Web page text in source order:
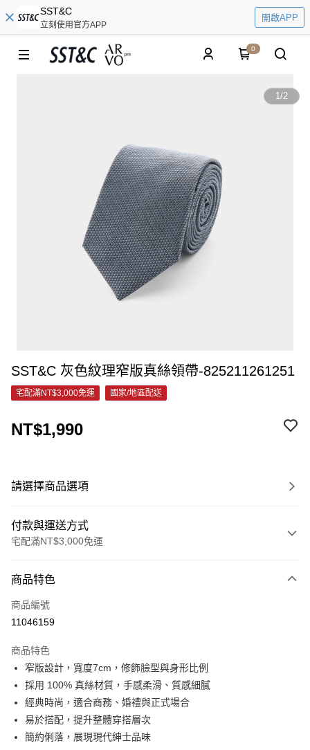
SST&C
立刻使用官方APP
開啟APP
0
1/2
SST&C 灰色紋理窄版真絲領帶-825211261251
宅配滿NT$3,000免運 國家/地區配送
NT$1,990
請選擇商品選項
付款與運送方式
宅配滿NT$3,000免運
信用卡一次付款
信用卡分期付款
合作金庫商業銀行
華南商業銀行
彰化商業銀行
上海商業儲蓄銀行
台北富邦商業銀行
國泰世華商業銀行
兆豐國際商業銀行
臺灣中小企業銀行
匯豐（台灣）商業銀行
聯邦商業銀行
6 期 0 利率 每期
華南商業銀行
彰化商業銀行
上海商業儲蓄銀行
台北富邦商業銀行
國泰世華商業銀行
臺灣中小企業銀行
LINE Pay
Apple Pay
街口支付
商品特色
商品編號
11046159
商品特色
窄版設計，寬度7cm，修飾臉型與身形比例
採用 100% 真絲材質，手感柔滑、質感細膩
經典時尚，適合商務、婚禮與正式場合
易於搭配，提升整體穿搭層次
簡約俐落，展現現代紳士品味